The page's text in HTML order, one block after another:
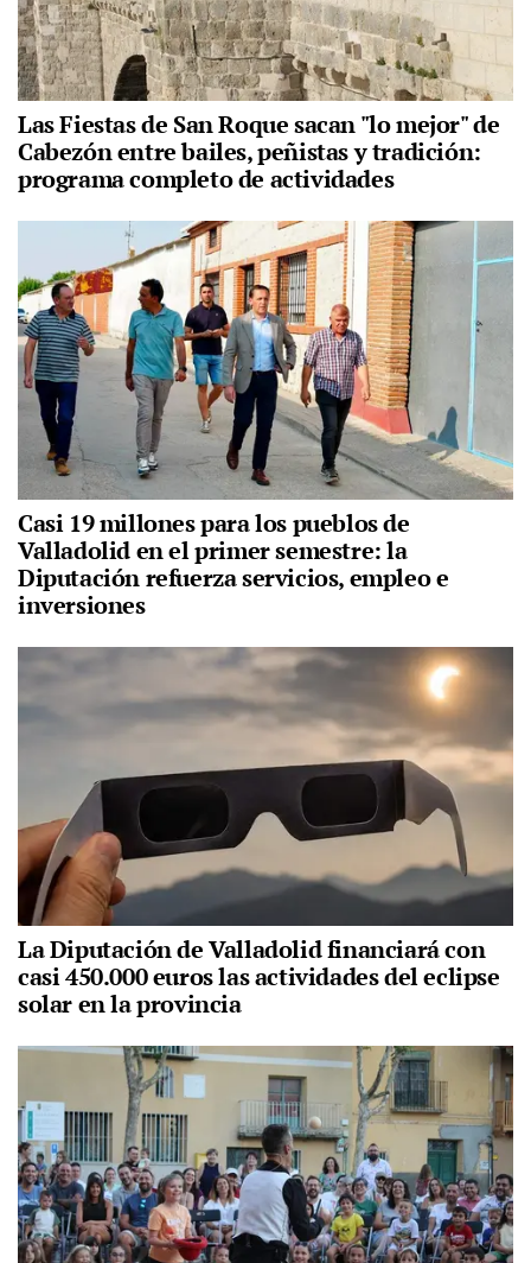
Las Fiestas de San Roque sacan "lo mejor" de
Cabezón entre bailes, peñistas y tradición:
programa completo de actividades
Casi 19 millones para los pueblos de
Valladolid en el primer semestre: la
Diputación refuerza servicios, empleo e
inversiones
La Diputación de Valladolid financiará con
casi 450.000 euros las actividades del eclipse
solar en la provincia